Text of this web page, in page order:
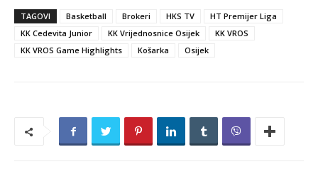
TAGOVI Basketball Brokeri HKS TV
HT Premijer Liga
KK Cedevita Junior
KK Vrijednosnice Osijek
KK VROS
KK VROS Game Highlights
Košarka Osijek